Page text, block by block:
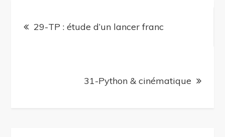
de
29-TP : étude d’un lancer franc
31-Python & cinématique